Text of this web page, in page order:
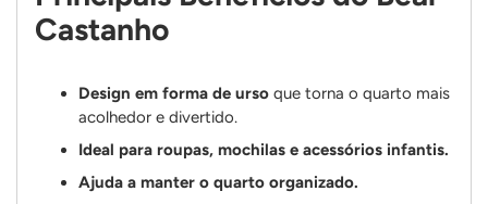
Castanho
Design em forma de urso que torna o quarto mais
acolhedor e divertido.
Ideal para roupas, mochilas e acessórios infantis.
Ajuda a manter o quarto organizado.